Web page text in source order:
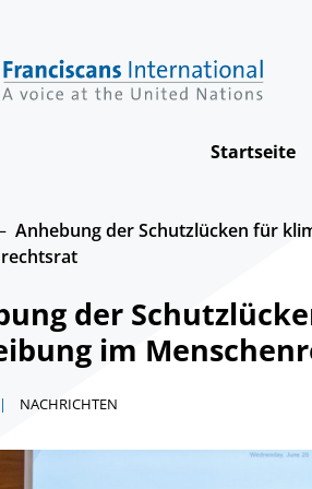
Startseite
Anhebung der Schutzlücken für
der
im
NACHRICHTEN